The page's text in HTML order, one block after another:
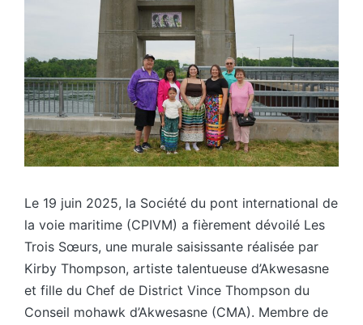
Le 19 juin 2025, la Société du pont international de
la voie maritime (CPIVM) a fièrement dévoilé Les
Trois Sœurs, une murale saisissante réalisée par
Kirby Thompson, artiste talentueuse d’Akwesasne
et fille du Chef de District Vince Thompson du
Conseil mohawk d’Akwesasne (CMA). Membre de